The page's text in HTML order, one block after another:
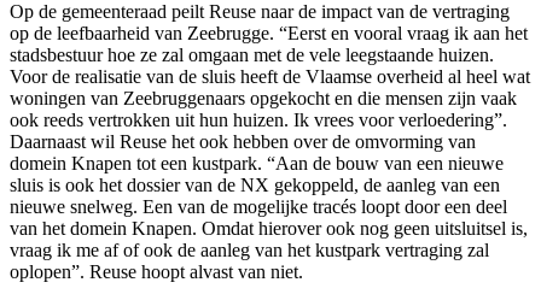
Op de gemeenteraad peilt Reuse naar de impact van de vertraging
op de leefbaarheid van Zeebrugge. “Eerst en vooral vraag ik aan het
stadsbestuur hoe ze zal omgaan met de vele leegstaande huizen.
Voor de realisatie van de sluis heeft de Vlaamse overheid al heel wat
woningen van Zeebruggenaars opgekocht en die mensen zijn vaak
ook reeds vertrokken uit hun huizen. Ik vrees voor verloedering”.
Daarnaast wil Reuse het ook hebben over de omvorming van
domein Knapen tot een kustpark. “Aan de bouw van een nieuwe
sluis is ook het dossier van de NX gekoppeld, de aanleg van een
nieuwe snelweg. Een van de mogelijke tracés loopt door een deel
van het domein Knapen. Omdat hierover ook nog geen uitsluitsel is,
vraag ik me af of ook de aanleg van het kustpark vertraging zal
oplopen”. Reuse hoopt alvast van niet.